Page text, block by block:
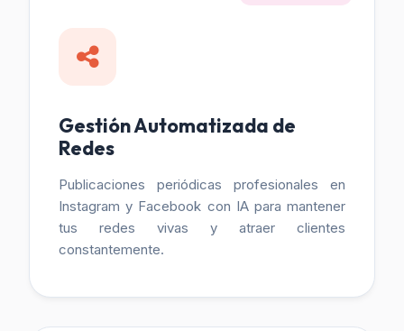
Gestión Automatizada de
Redes
Publicaciones periódicas profesionales en
Instagram y Facebook con IA para mantener
tus redes vivas y atraer clientes
constantemente.